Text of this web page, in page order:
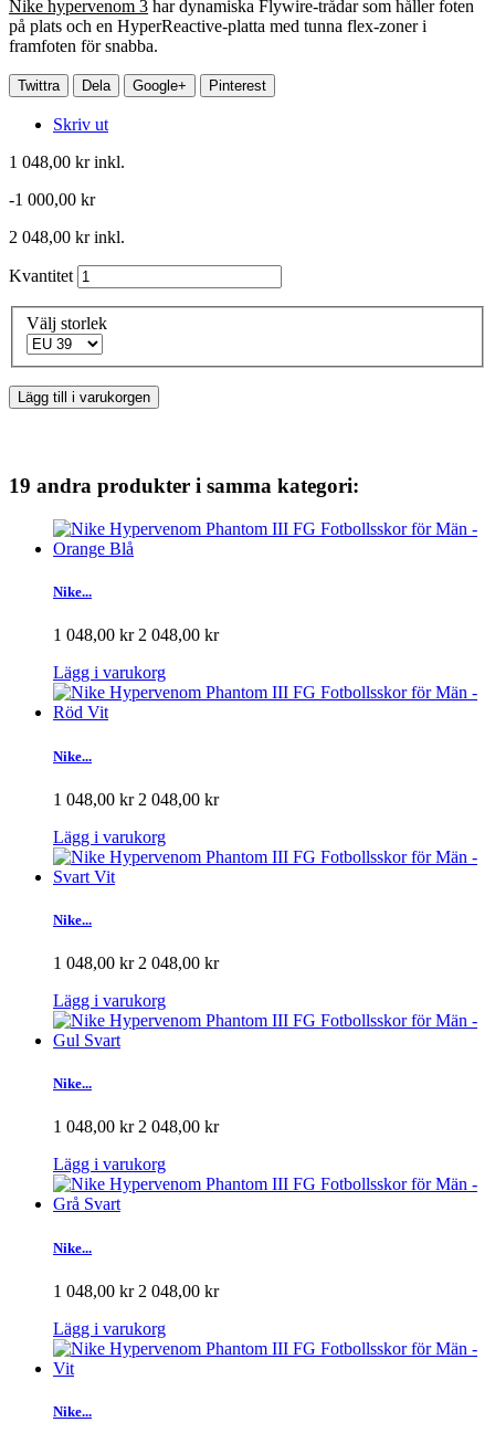
Nike hypervenom 3 har dynamiska Flywire-trådar som håller foten
på plats och en HyperReactive-platta med tunna flex-zoner i
framfoten för snabba.
Twittra Dela Google+ Pinterest
Skriv ut
1 048,00 krinkl.
-1 000,00 kr
2 048,00 krinkl.
Kvantitet
Välj storlek
Lägg till i varukorgen
19 andra produkter i samma kategori:
Nike...
1 048,00 kr 2 048,00 kr
Lägg i varukorg
Nike...
1 048,00 kr 2 048,00 kr
Lägg i varukorg
Nike...
1 048,00 kr 2 048,00 kr
Lägg i varukorg
Nike...
1 048,00 kr 2 048,00 kr
Lägg i varukorg
Nike...
1 048,00 kr 2 048,00 kr
Lägg i varukorg
Nike...